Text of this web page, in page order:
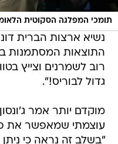
תומכי המפלגה הסקוטית
נשיא ארצות הברית
התוצאות המסתמנות
רוב לשמרנים וצייץ
גדול לבוריס!".
מוקדם יותר אמר
עוצמתי שמאפשר את
"בשלב זה נראה כי